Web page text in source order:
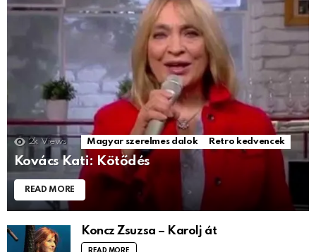
2k Views Magyar szerelmes dalok Retro kedvencek
Kovács Kati: Kötődés
READ MORE
Koncz Zsuzsa – Karolj át
READ MORE